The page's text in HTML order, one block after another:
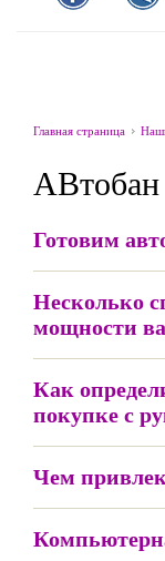
Главная страница
АВтобан
Готовим
Несколько
мощности
Как
покупке с
Чем